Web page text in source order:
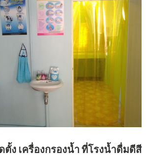
ตั้ง เครื่องกรองน้ำ ที่โรงน้ำดื่มดีสี